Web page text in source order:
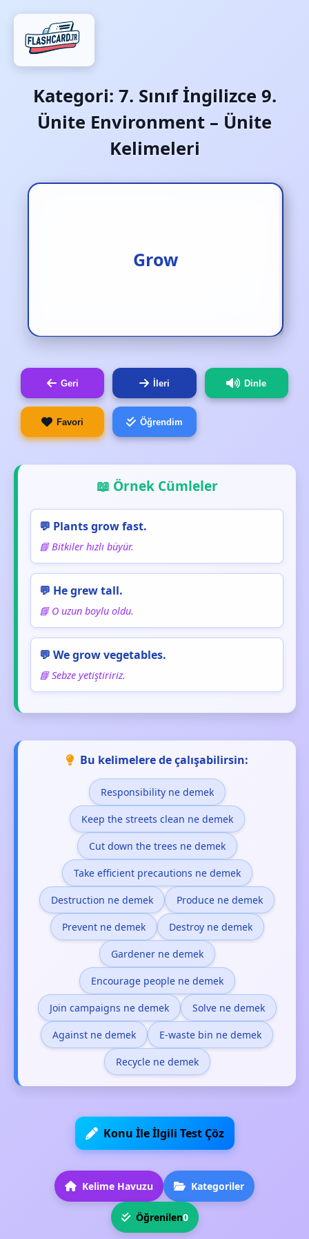
Kategori: 7. Sınıf İngilizce 9.
Ünite Environment – Ünite
Kelimeleri
Grow
Büyümek/ yetişmek
Geri İleri Dinle
Favori Öğrendim
📖 Örnek Cümleler
💬 Plants grow fast.
📘 Bitkiler hızlı büyür.
💬 He grew tall.
📘 O uzun boylu oldu.
💬 We grow vegetables.
📘 Sebze yetiştiririz.
Bu kelimelere de çalışabilirsin:
Responsibility ne demek
Keep the streets clean ne demek
Cut down the trees ne demek
Take efficient precautions ne demek
Destruction ne demek Produce ne demek
Prevent ne demek Destroy ne demek
Gardener ne demek
Encourage people ne demek
Join campaigns ne demek Solve ne demek
Against ne demek E-waste bin ne demek
Recycle ne demek
Konu İle İlgili Test Çöz
Kelime Havuzu Kategoriler
Öğrenilen0